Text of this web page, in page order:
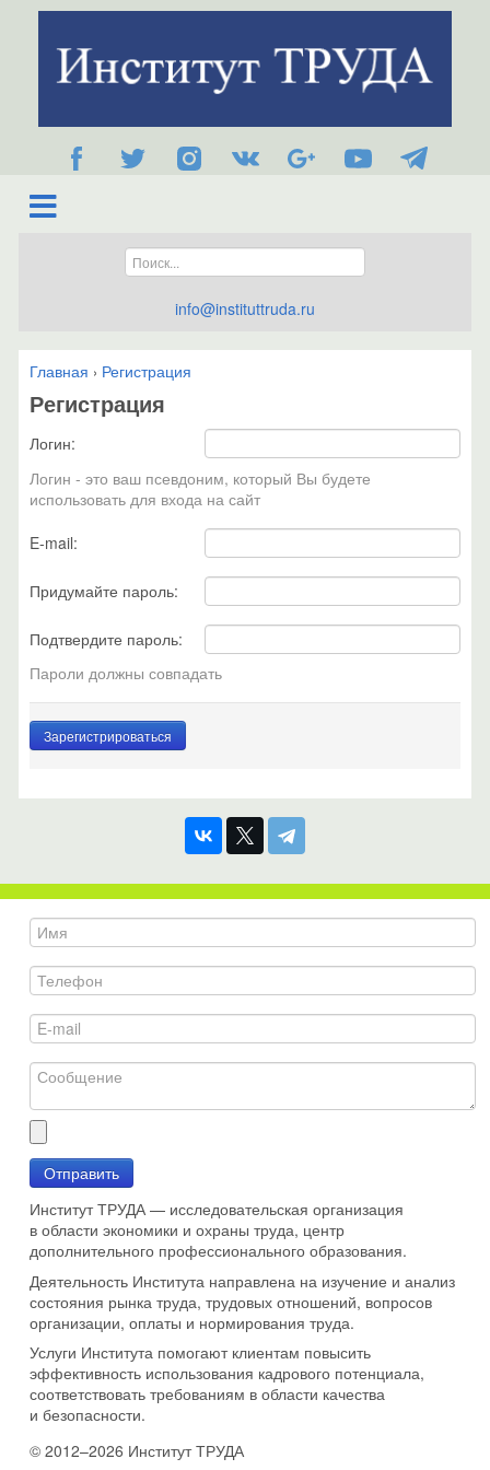
info@instituttruda.ru
Главная › Регистрация
Регистрация
Логин:
Логин - это ваш псевдоним, который Вы будете
использовать для входа на сайт
E-mail:
Придумайте пароль:
Подтвердите пароль:
Пароли должны совпадать
Зарегистрироваться
Отправить
Институт ТРУДА — исследовательская организация
в области экономики и охраны труда, центр
дополнительного профессионального образования.
Деятельность Института направлена на изучение и анализ
состояния рынка труда, трудовых отношений, вопросов
организации, оплаты и нормирования труда.
Услуги Института помогают клиентам повысить
эффективность использования кадрового потенциала,
соответствовать требованиям в области качества
и безопасности.
© 2012–2026 Институт ТРУДА